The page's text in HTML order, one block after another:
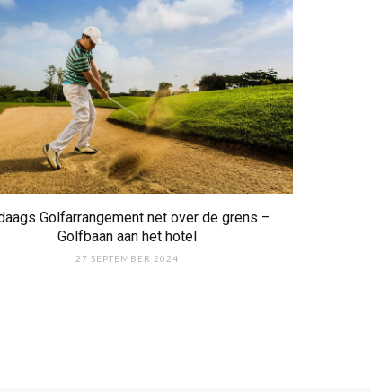
Golfarrangement net over de grens –
Golfbaan aan het hotel
27 SEPTEMBER 2024